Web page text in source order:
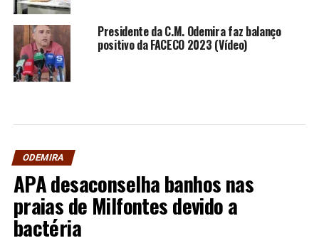
Presidente da C.M. Odemira faz balanço
positivo da FACECO 2023 (Vídeo)
ODEMIRA
APA desaconselha banhos nas
praias de Milfontes devido a
bactéria